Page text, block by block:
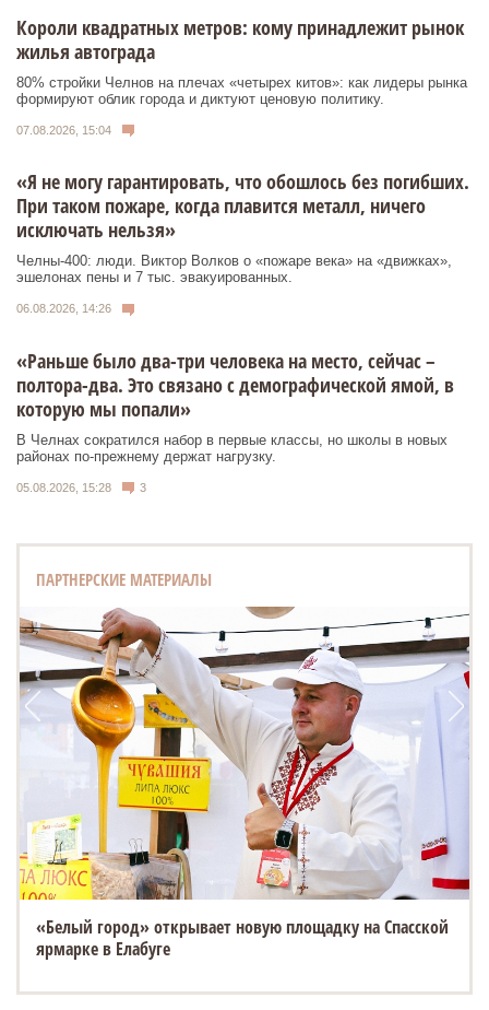
Короли квадратных метров: кому принадлежит рынок
жилья автограда
80% стройки Челнов на плечах «четырех китов»: как лидеры рынка
формируют облик города и диктуют ценовую политику.
07.08.2026, 15:04
«Я не могу гарантировать, что обошлось без погибших.
При таком пожаре, когда плавится металл, ничего
исключать нельзя»
Челны-400: люди. Виктор Волков о «пожаре века» на «движках»,
эшелонах пены и 7 тыс. эвакуированных.
06.08.2026, 14:26
«Раньше было два-три человека на место, сейчас –
полтора-два. Это связано с демографической ямой, в
которую мы попали»
В Челнах сократился набор в первые классы, но школы в новых
районах по-прежнему держат нагрузку.
05.08.2026, 15:28 3
ПАРТНЕРСКИЕ МАТЕРИАЛЫ
«Белый город» открывает новую площадку на Спасской
ярмарке в Елабуге